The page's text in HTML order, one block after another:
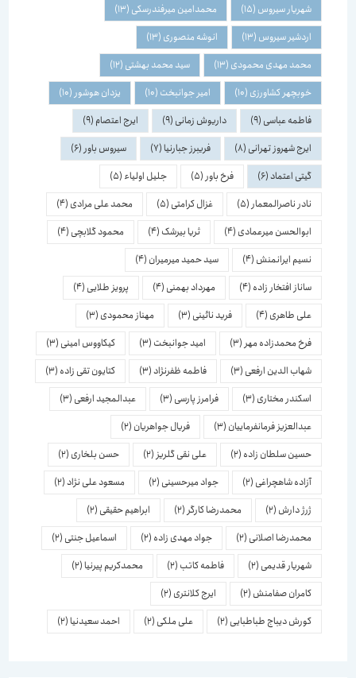
شهریار سیروس(15) محمدامین میرفندرسکی(13)
اردشیر سیروس(13) انوشه منصوری(13)
محمد مهدی محمودی(13) سید محمد بهشتی(12)
خوبچهر کشاورزی(10) امیر جوانبخت(10) یزدان هوشور(10)
فاطمه عباسی(9) داریوش زمانی(9) ایرج اعتصام(9)
ایرج شهروز تهرانی(8) فریبرز جبارنیا(7) سیروس باور (6)
گیتی اعتماد(6) فرخ باور (5) جلیل اولیاء(5)
نادر ناصرالمعمار(5) غزال کرامتی(5) محمد علی مرادی(4)
ابوالحسن میرعمادی(4) ثریا بیرشک(4) محمود گلابچی(4)
نسیم ایرانمنش(4) سید حمید میرمیران(4)
ساناز افتخار زاده(4) مهرداد بهمنی(4) پرویز طلایی(4)
علی طاهری(4) فرید نائینی(3) مهناز محمودی(3)
فرخ محمدزاده مهر (3) امید جوانبخت(3) کیکاووس امینی(3)
شهاب الدین ارفعی(3) فاطمه ظفرنژاد(3) کتایون تقی زاده(3)
اسكندر مختاری(3) فرامرز پارسی(3) عبدالمجید ارفعی(3)
عبدالعزیز فرمانفرماییان(3) فریال جواهریان(2)
حسین سلطان زاده(2) علی نقی گلریز(2) حسن بلخاری(2)
آزاده شاهچراغی(2) جواد میرحسینی(2) مسعود علی نژاد (2)
ژرژ دارش(2) محمدرضا کارگر(2) ابراهیم حقیقی(2)
محمدرضا اصلانی(2) جواد مهدی زاده(2) اسماعیل جنتی(2)
شهریار قدیمی(2) فاطمه کاتب(2) محمدکریم پیرنیا(2)
کامران صفامنش(2) ایرج کلانتری(2)
کورش دیباج طباطبایی(2) علی ملکی(2) احمد سعیدنیا(2)